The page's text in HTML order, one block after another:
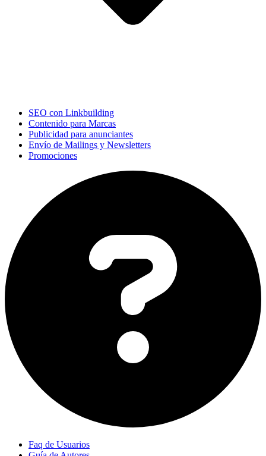
SEO con Linkbuilding
Contenido para Marcas
Publicidad para anunciantes
Envío de Mailings y Newsletters
Promociones
Faq de Usuarios